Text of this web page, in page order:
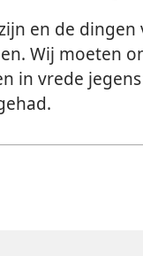
en de
Wij moeten
in vrede